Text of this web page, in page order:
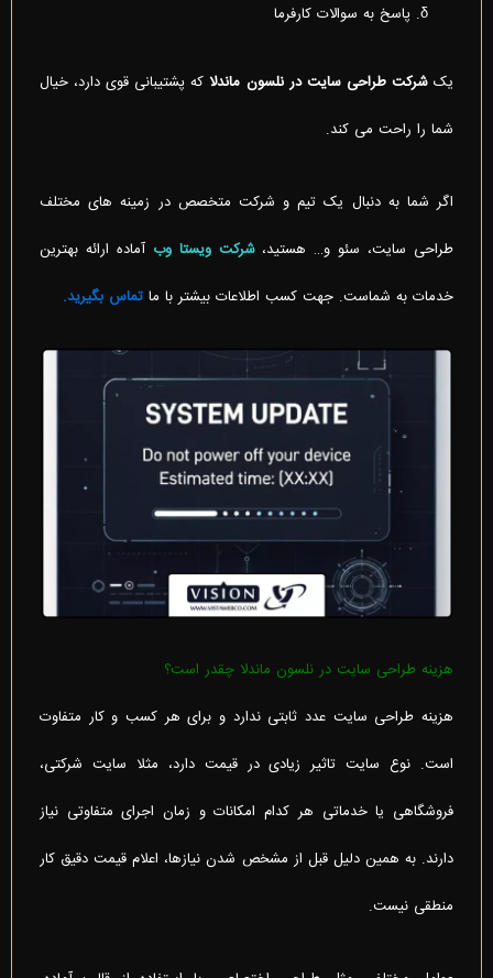
پاسخ به سوالات کارفرما
یکشرکت طراحی سایت در نلسون ماندلا که پشتیبانی قوی دارد، خیال
شما را راحت می کند.
اگر شما به دنبال یک تیم و شرکت متخصص در زمینه های مختلف
طراحی سایت، سئو و… هستید،شرکت ویستا وب آماده ارائه بهترین
خدمات به شماست. جهت کسب اطلاعات بیشتر با ما تماس بگیرید.
هزینه طراحی سایت در نلسون ماندلا چقدر است؟
هزینه طراحی سایت عدد ثابتی ندارد و برای هر کسب و کار متفاوت
است. نوع سایت تاثیر زیادی در قیمت دارد، مثلا سایت شرکتی،
فروشگاهی یا خدماتی هر کدام امکانات و زمان اجرای متفاوتی نیاز
دارند. به همین دلیل قبل از مشخص شدن نیازها، اعلام قیمت دقیق کار
منطقی نیست.